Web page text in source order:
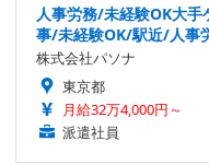
人事労務/未経験OK大
事/未経験OK/駅近/人事
株式会社パソナ
東京都
月給32万4,000円～
派遣社員